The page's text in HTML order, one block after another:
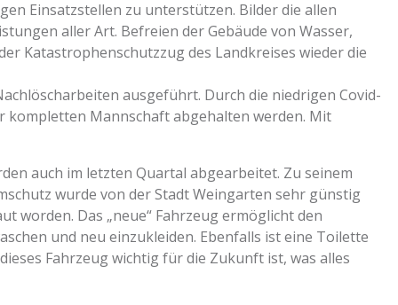
Einsatzstellen zu unterstützen. Bilder die allen
aller Art. Befreien der Gebäude von Wasser,
Katastrophenschutzzug des Landkreises wieder die
ausgeführt. Durch die niedrigen Covid-
Mannschaft abgehalten werden. Mit
auch im letzten Quartal abgearbeitet. Zu seinem
wurde von der Stadt Weingarten sehr günstig
Das „neue“ Fahrzeug ermöglicht den
und neu einzukleiden. Ebenfalls ist eine Toilette
Fahrzeug wichtig für die Zukunft ist, was alles